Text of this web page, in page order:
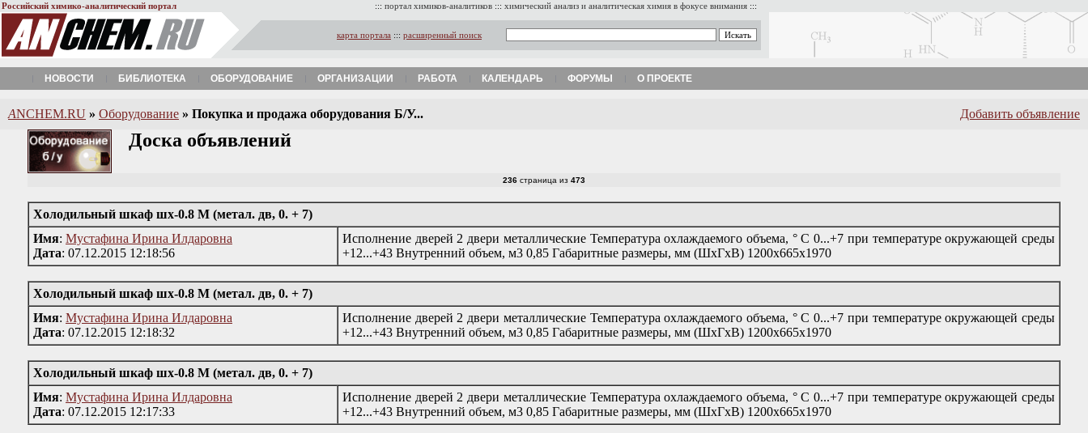
Российский химико-аналитический портал ::: портал химиков-аналитиков ::: химический анализ и аналитическая химия в фокусе внимания :::
карта портала ::: расширенный поиск
НОВОСТИ БИБЛИОТЕКА ОБОРУДОВАНИЕ ОРГАНИЗАЦИИ РАБОТА КАЛЕНДАРЬ ФОРУМЫ О ПРОЕКТЕ
ANCHEM.RU » Оборудование » Покупка и продажа оборудования Б/У... Добавить объявление
Доска объявлений
236 страница из 473
Холодильный шкаф шх-0.8 М (метал. дв, 0. + 7)
Имя: Мустафина Ирина Илдаровна
Дата: 07.12.2015 12:18:56
Исполнение дверей 2 двери металлические Температура охлаждаемого объема, ° С 0...+7 при температуре окружающей среды
+12...+43 Внутренний объем, м3 0,85 Габаритные размеры, мм (ШхГхВ) 1200х665х1970
Холодильный шкаф шх-0.8 М (метал. дв, 0. + 7)
Имя: Мустафина Ирина Илдаровна
Дата: 07.12.2015 12:18:32
Исполнение дверей 2 двери металлические Температура охлаждаемого объема, ° С 0...+7 при температуре окружающей среды
+12...+43 Внутренний объем, м3 0,85 Габаритные размеры, мм (ШхГхВ) 1200х665х1970
Холодильный шкаф шх-0.8 М (метал. дв, 0. + 7)
Имя: Мустафина Ирина Илдаровна
Дата: 07.12.2015 12:17:33
Исполнение дверей 2 двери металлические Температура охлаждаемого объема, ° С 0...+7 при температуре окружающей среды
+12...+43 Внутренний объем, м3 0,85 Габаритные размеры, мм (ШхГхВ) 1200х665х1970